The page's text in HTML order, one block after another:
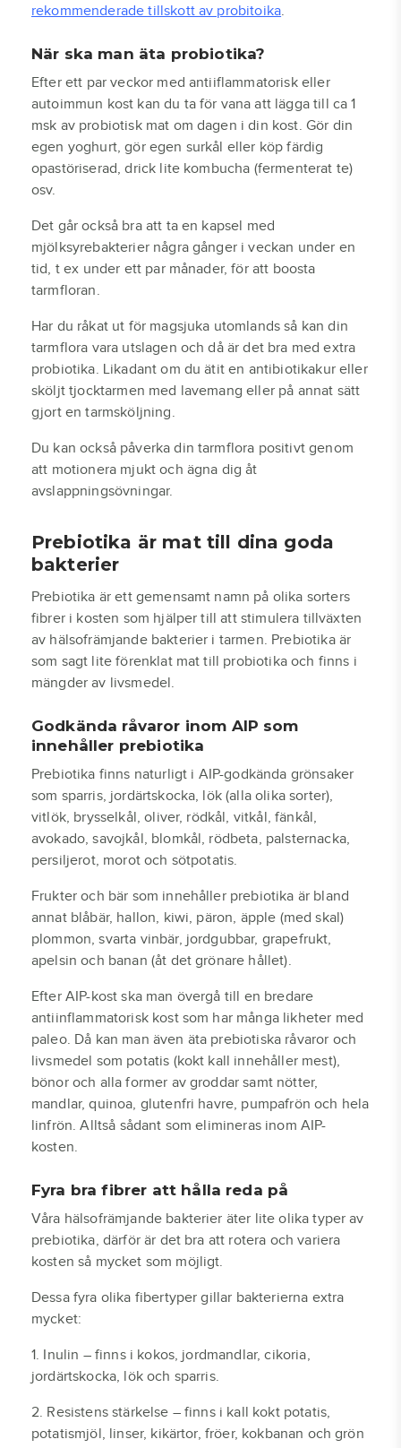
rekommenderade tillskott av probitoika.
När ska man äta probiotika?
Efter ett par veckor med antiiflammatorisk eller
autoimmun kost kan du ta för vana att lägga till ca 1
msk av probiotisk mat om dagen i din kost. Gör din
egen yoghurt, gör egen surkål eller köp färdig
opastöriserad, drick lite kombucha (fermenterat te)
osv.
Det går också bra att ta en kapsel med
mjölksyrebakterier några gånger i veckan under en
tid, t ex under ett par månader, för att boosta
tarmfloran.
Har du råkat ut för magsjuka utomlands så kan din
tarmflora vara utslagen och då är det bra med extra
probiotika. Likadant om du ätit en antibiotikakur eller
sköljt tjocktarmen med lavemang eller på annat sätt
gjort en tarmsköljning.
Du kan också påverka din tarmflora positivt genom
att motionera mjukt och ägna dig åt
avslappningsövningar.
Prebiotika är mat till dina goda
bakterier
Prebiotika är ett gemensamt namn på olika sorters
fibrer i kosten som hjälper till att stimulera tillväxten
av hälsofrämjande bakterier i tarmen. Prebiotika är
som sagt lite förenklat mat till probiotika och finns i
mängder av livsmedel.
Godkända råvaror inom AIP som
innehåller prebiotika
Prebiotika finns naturligt i AIP-godkända grönsaker
som sparris, jordärtskocka, lök (alla olika sorter),
vitlök, brysselkål, oliver, rödkål, vitkål, fänkål,
avokado, savojkål, blomkål, rödbeta, palsternacka,
persiljerot, morot och sötpotatis.
Frukter och bär som innehåller prebiotika är bland
annat blåbär, hallon, kiwi, päron, äpple (med skal)
plommon, svarta vinbär, jordgubbar, grapefrukt,
apelsin och banan (åt det grönare hållet).
Efter AIP-kost ska man övergå till en bredare
antiinflammatorisk kost som har många likheter med
paleo. Då kan man även äta prebiotiska råvaror och
livsmedel som potatis (kokt kall innehåller mest),
bönor och alla former av groddar samt nötter,
mandlar, quinoa, glutenfri havre, pumpafrön och hela
linfrön. Alltså sådant som elimineras inom AIP-
kosten.
Fyra bra fibrer att hålla reda på
Våra hälsofrämjande bakterier äter lite olika typer av
prebiotika, därför är det bra att rotera och variera
kosten så mycket som möjligt.
Dessa fyra olika fibertyper gillar bakterierna extra
mycket:
1. Inulin – finns i kokos, jordmandlar, cikoria,
jordärtskocka, lök och sparris.
2. Resistens stärkelse – finns i kall kokt potatis,
potatismjöl, linser, kikärtor, fröer, kokbanan och grön